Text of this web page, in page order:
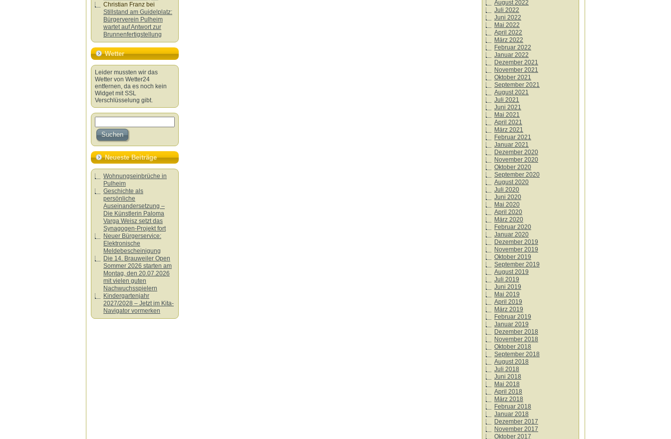
Christian Franz bei
Stillstand am Guidelplatz:
Bürgerverein Pulheim
wartet auf Antwort zur
Brunnenfertigstellung
Wetter
Leider mussten wir das
Wetter von Wetter24
entfernen, da es noch kein
Widget mit SSL
Verschlüsselung gibt.
Neueste Beiträge
Wohnungseinbrüche in
Pulheim
Geschichte als
persönliche
Auseinandersetzung –
Die Künstlerin Paloma
Varga Weisz setzt das
Synagogen-Projekt fort
Neuer Bürgerservice:
Elektronische
Meldebescheinigung
Die 14. Brauweiler Open
Sommer 2026 starten am
Montag, den 20.07.2026
mit vielen guten
Nachwuchsspielern
Kindergartenjahr
2027/2028 – Jetzt im Kita-
Navigator vormerken
August 2022
Juli 2022
Juni 2022
Mai 2022
April 2022
März 2022
Februar 2022
Januar 2022
Dezember 2021
November 2021
Oktober 2021
September 2021
August 2021
Juli 2021
Juni 2021
Mai 2021
April 2021
März 2021
Februar 2021
Januar 2021
Dezember 2020
November 2020
Oktober 2020
September 2020
August 2020
Juli 2020
Juni 2020
Mai 2020
April 2020
März 2020
Februar 2020
Januar 2020
Dezember 2019
November 2019
Oktober 2019
September 2019
August 2019
Juli 2019
Juni 2019
Mai 2019
April 2019
März 2019
Februar 2019
Januar 2019
Dezember 2018
November 2018
Oktober 2018
September 2018
August 2018
Juli 2018
Juni 2018
Mai 2018
April 2018
März 2018
Februar 2018
Januar 2018
Dezember 2017
November 2017
Oktober 2017